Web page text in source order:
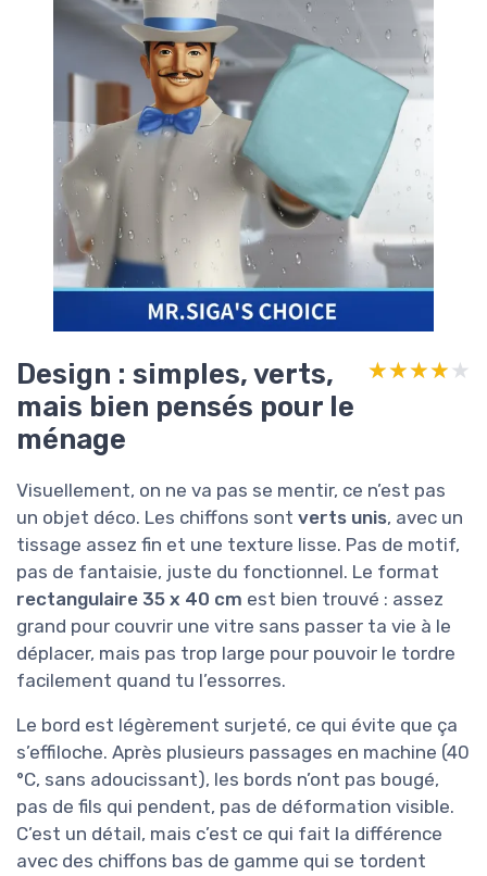
Design : simples, verts,
mais bien pensés pour le
ménage
★★★★★
★★★★★
Visuellement, on ne va pas se mentir, ce n’est pas
un objet déco. Les chiffons sont verts unis, avec un
tissage assez fin et une texture lisse. Pas de motif,
pas de fantaisie, juste du fonctionnel. Le format
rectangulaire 35 x 40 cm est bien trouvé : assez
grand pour couvrir une vitre sans passer ta vie à le
déplacer, mais pas trop large pour pouvoir le tordre
facilement quand tu l’essorres.
Le bord est légèrement surjeté, ce qui évite que ça
s’effiloche. Après plusieurs passages en machine (40
°C, sans adoucissant), les bords n’ont pas bougé,
pas de fils qui pendent, pas de déformation visible.
C’est un détail, mais c’est ce qui fait la différence
avec des chiffons bas de gamme qui se tordent